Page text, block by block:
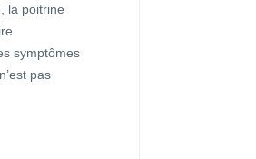
la poitrine
symptômes
pas